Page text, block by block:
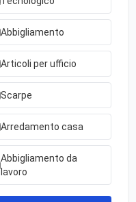
Abbigliamento
Articoli per ufficio
Scarpe
Arredamento casa
Abbigliamento da
lavoro